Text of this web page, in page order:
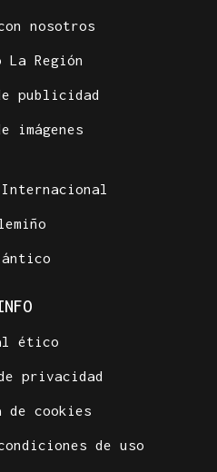
nosotros
La Región
publicidad
imágenes
Internacional
ético
privacidad
cookies
de uso